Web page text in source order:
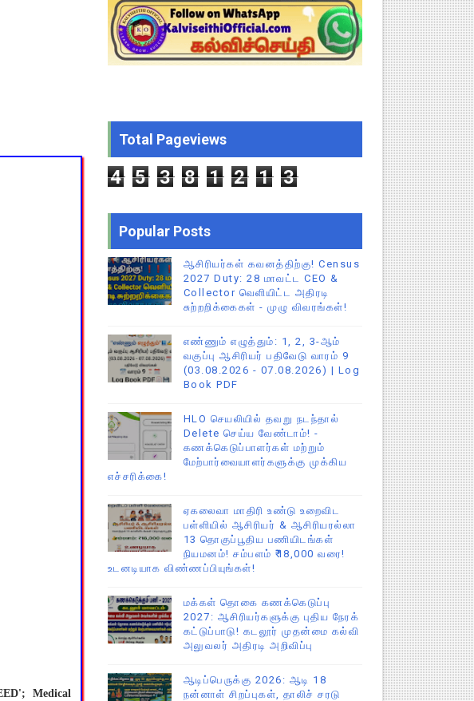
அதிரடி சுற்றறிக்கை!
விவாதம் 24.08.2026 அன்று நடைபெறுகிறது - நிகழ்ச்சி நிரல் மற்றும் முக்கிய
AI பயிற்சி - கல்வி, வேலைவாய்ப்பு, மகளிர் நலன் & புதிய திட்டங்களின் முழு
& சட்டப்பூர்வ விதிகள்!
Medical
Total Pageviews
4 5 3 8 1 2 1 3
Popular Posts
ஆசிரியர்கள் கவனத்திற்கு! Census
2027 Duty: 28 மாவட்ட CEO &
Collector வெளியிட்ட அதிரடி
சுற்றறிக்கைகள் - முழு விவரங்கள்!
எண்ணும் எழுத்தும்: 1, 2, 3-ஆம்
வகுப்பு ஆசிரியர் பதிவேடு வாரம் 9
(03.08.2026 - 07.08.2026) | Log
Book PDF
HLO செயலியில் தவறு நடந்தால்
Delete செய்ய வேண்டாம்! -
கணக்கெடுப்பாளர்கள் மற்றும்
மேற்பார்வையாளர்களுக்கு முக்கிய
எச்சரிக்கை!
ஏகலைவா மாதிரி உண்டு உறைவிட
பள்ளியில் ஆசிரியர் & ஆசிரியரல்லா
13 தொகுப்பூதிய பணியிடங்கள்
நியமனம்! சம்பளம் ₹18,000 வரை!
உடனடியாக விண்ணப்பியுங்கள்!
மக்கள் தொகை கணக்கெடுப்பு
2027: ஆசிரியர்களுக்கு புதிய நேரக்
கட்டுப்பாடு! கடலூர் முதன்மை கல்வி
அலுவலர் அதிரடி அறிவிப்பு
ஆடிப்பெருக்கு 2026: ஆடி 18
நன்னாள் சிறப்புகள், தாலிச் சரடு